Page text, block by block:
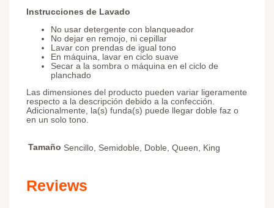
Instrucciones de Lavado
No usar detergente con blanqueador
No dejar en remojo, ni cepillar
Lavar con prendas de igual tono
En máquina, lavar en ciclo suave
Secar a la sombra o máquina en el ciclo de
planchado
Las dimensiones del producto pueden variar ligeramente
respecto a la descripción debido a la confección.
Adicionalmente, la(s) funda(s) puede llegar doble faz o
en un solo tono.
Tamaño Sencillo, Semidoble, Doble, Queen, King
Reviews